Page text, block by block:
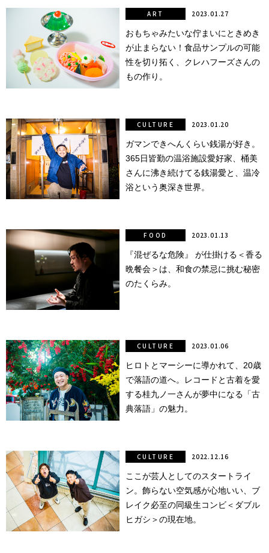
おもちゃみたいな佇まいにときめき
が止まらない！食品サンプルの可能
性を切り拓く、クレハフーズさんの
もの作り。
ART 2023.01.27
ガマンできへんくらい銭湯が好き。
365日皆勤の温浴施設愛好家、桶美
さんに沸き続けてる銭湯愛と、温冷
浴という奥深き世界。
CULTURE 2023.01.20
『混ぜるな危険』 が仕掛ける＜香る
晩餐会＞は、和食の禁忌に挑む秘密
のたくらみ。
FOOD 2023.01.13
ヒロトとマーシーに導かれて、20歳
で落語の道へ。レコードと古着を愛
する桂九ノ一さんが夢中になる「古
典落語」の魅力。
CULTURE 2023.01.06
ここが芸人としてのスタートライ
ン。飾らない空気感が心地いい、ブ
レイク必至の同級生コンビ＜ダブル
ヒガシ＞の現在地。
CULTURE 2022.12.16